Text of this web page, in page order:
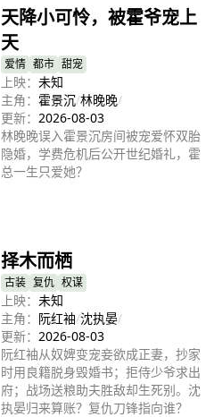
伴中，慢慢走出属于自己的修仙之
路。
天降小可怜，被霍爷宠上
天
爱情 都市 甜宠
上映： 未知
主角： 霍景沉/林晚晚/
更新： 2026-08-03
林晚晚误入霍景沉房间被宠爱怀双胎
隐婚，学费危机后公开世纪婚礼，霍
总一生只爱她？
择木而栖
古装 复仇 权谋
上映： 未知
主角： 阮红袖/沈执晏/
更新： 2026-08-03
阮红袖从奴婢变宠妾欲成正妻，抄家
时用良籍脱身毁婚书；拒侍少爷求出
府；战场送粮助夫胜敌却生死别。沈
执晏归来算账？复仇刀锋指向谁？